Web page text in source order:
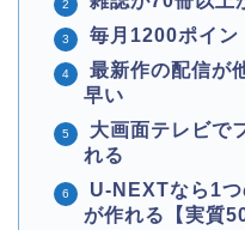
毎月1200ポイン
最新作の配信が
早い
大画面テレビで
れる
U-NEXTなら1
が作れる【実質